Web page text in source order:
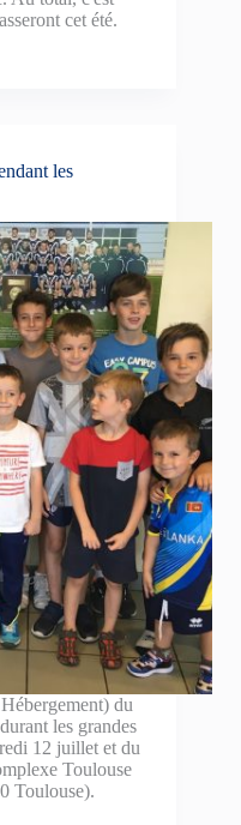
cet été.
les
du
les grandes
12 juillet et du
Toulouse
Toulouse).